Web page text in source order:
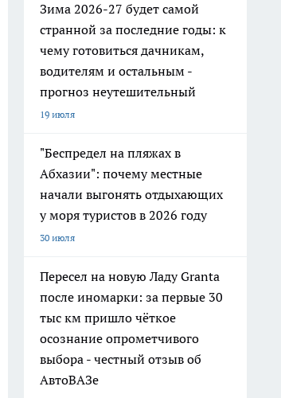
Зима 2026-27 будет самой
странной за последние годы: к
чему готовиться дачникам,
водителям и остальным -
прогноз неутешительный
19 июля
"Беспредел на пляжах в
Абхазии": почему местные
начали выгонять отдыхающих
у моря туристов в 2026 году
30 июля
Пересел на новую Ладу Granta
после иномарки: за первые 30
тыс км пришло чёткое
осознание опрометчивого
выбора - честный отзыв об
АвтоВАЗе